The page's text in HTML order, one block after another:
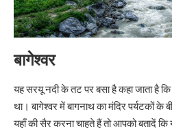
बागेश्वर
यह सरयू नदी के तट पर बसा है कहा जाता है
था। बागेश्वर में बागनाथ का मंदिर पर्यटकों
यहाँ की सैर करना चाहते हैं तो आपको बतादें कि